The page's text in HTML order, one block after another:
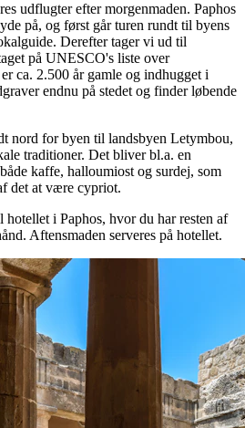
udflugter efter morgenmaden. Paphos
på, og først går turen rundt til byens
Derefter tager vi ud til
på UNESCO's liste over
ca. 2.500 år gamle og indhugget i
endnu på stedet og finder løbende
nord for byen til landsbyen Letymbou,
traditioner. Det bliver bl.a. en
kaffe, halloumiost og surdej, som
det at være cypriot.
i Paphos, hvor du har resten af
Aftensmaden serveres på hotellet.